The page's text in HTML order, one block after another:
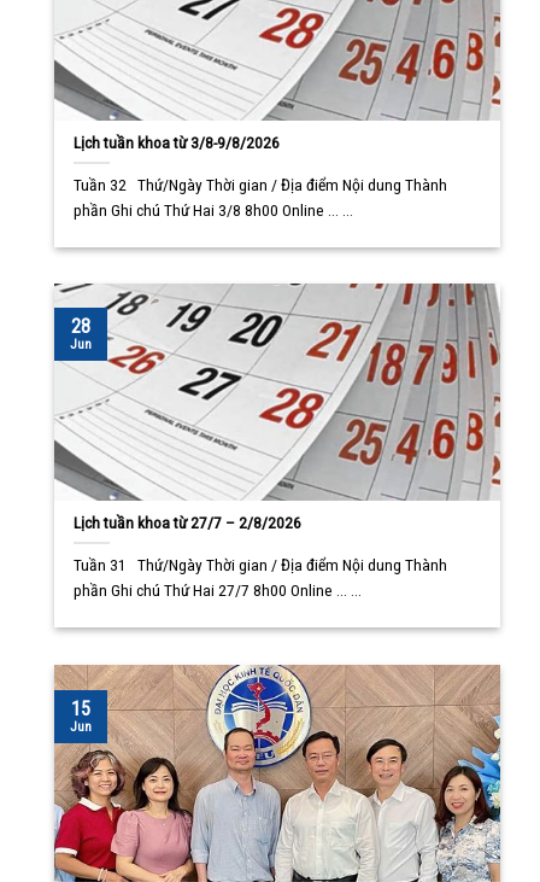
Lịch tuần khoa từ 3/8-9/8/2026
Tuần 32 Thứ/Ngày Thời gian / Địa điểm Nội dung Thành
phần Ghi chú Thứ Hai 3/8 8h00 Online ... ...
Lịch tuần khoa từ 27/7 – 2/8/2026
Tuần 31 Thứ/Ngày Thời gian / Địa điểm Nội dung Thành
phần Ghi chú Thứ Hai 27/7 8h00 Online ... ...
28
Jun
15
Jun